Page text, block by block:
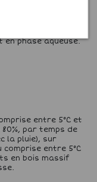
phase aqueuse.
entre 5°C et
par temps de
la pluie), sur
entre 5°C
en bois massif